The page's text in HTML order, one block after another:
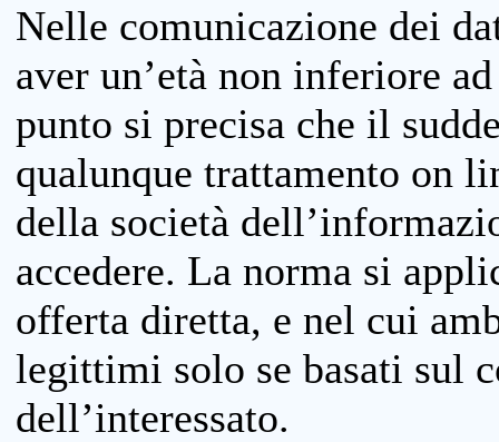
Nelle comunicazione dei
aver un’età non inferiore
punto si precisa che il
qualunque trattamento on
della società
accedere. La norma si
offerta diretta, e nel cui
legittimi solo se basati sul
dell’interessato.